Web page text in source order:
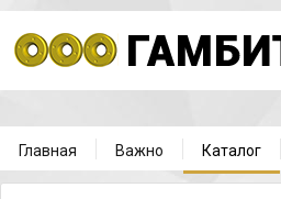
Главная Важно Каталог